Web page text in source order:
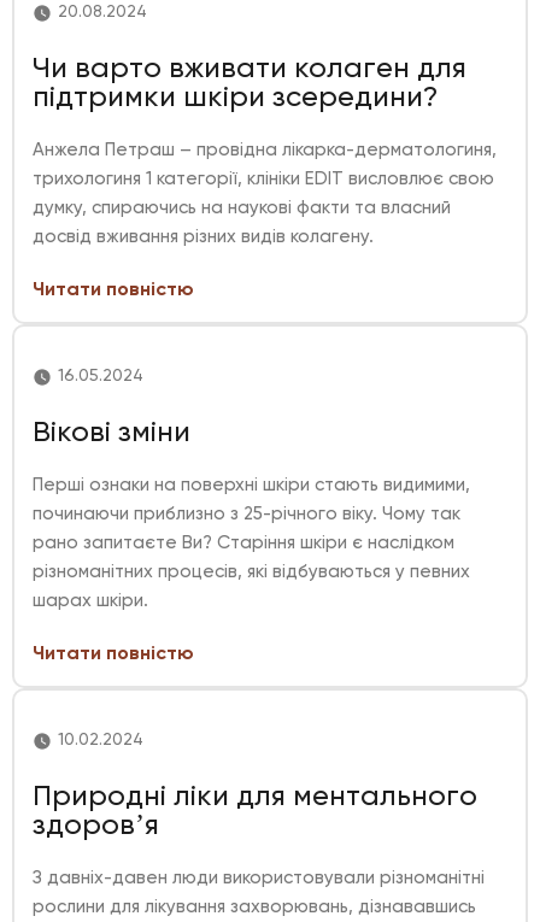
20.08.2024
Чи варто вживати колаген для
підтримки шкіри зсередини?
Анжела Петраш – провідна лікарка-дерматологиня,
трихологиня 1 категорії, клініки EDIT висловлює свою
думку, спираючись на наукові факти та власний
досвід вживання різних видів колагену.
Читати повністю
16.05.2024
Вікові зміни
Перші ознаки на поверхні шкіри стають видимими,
починаючи приблизно з 25-річного віку. Чому так
рано запитаєте Ви? Старіння шкіри є наслідком
різноманітних процесів, які відбуваються у певних
шарах шкіри.
Читати повністю
10.02.2024
Природні ліки для ментального
здоровʼя
З давніх-давен люди використовували різноманітні
рослини для лікування захворювань, дізнававшись